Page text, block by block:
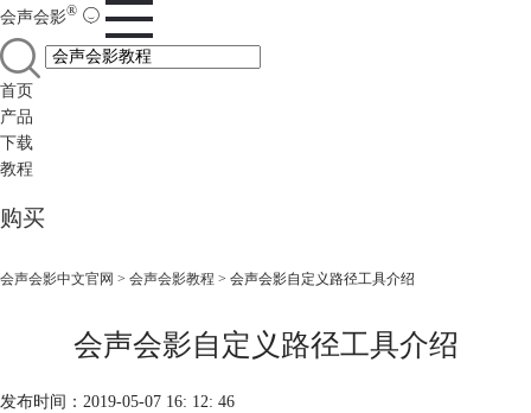
会声会影®
首页
产品
下载
教程
购买
会声会影中文官网 > 会声会影教程 > 会声会影自定义路径工具介绍
会声会影自定义路径工具介绍
发布时间：2019-05-07 16: 12: 46